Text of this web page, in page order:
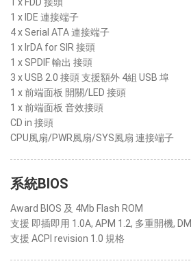
1 x IDE 連接端子
4 x Serial ATA 連接端子
1 x IrDA for SIR 接頭
1 x SPDIF 輸出 接頭
3 x USB 2.0 接頭 支援額外 4組 USB 埠
1 x 前端面板 開關/LED 接頭
1 x 前端面板 音效接頭
CD in 接頭
CPU風扇/PWR風扇/SYS風扇 連接端子
系統BIOS
Award BIOS 及 4Mb Flash ROM
支援 即插即用 1.0A, APM 1.2, 多重開機, DMI
支援 ACPI revision 1.0 規格